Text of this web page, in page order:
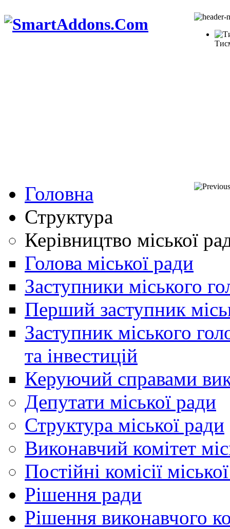
Головна
Структура
Керівництво міської
Голова міської ради
Заступники міського
Перший заступник
Заступник міського
та інвестицій
Керуючий справами
Депутати міської ради
Структура міської ради
Виконавчий комітет
Постійні комісії
Рішення ради
Рішення виконавчого